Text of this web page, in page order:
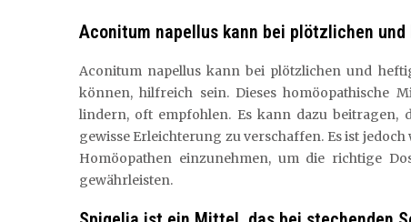
Aconitum napellus kann bei plötzlichen
Aconitum napellus kann bei plötzlichen und
können, hilfreich sein. Dieses homöopathische
lindern, oft empfohlen. Es kann dazu beitragen,
gewisse Erleichterung zu verschaffen. Es ist
Homöopathen einzunehmen, um die richtige
gewährleisten.